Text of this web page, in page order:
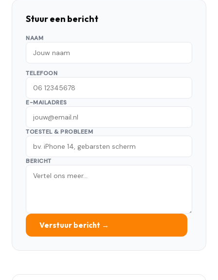
Stuur een bericht
NAAM
TELEFOON
E-MAILADRES
TOESTEL & PROBLEEM
BERICHT
Verstuur bericht →